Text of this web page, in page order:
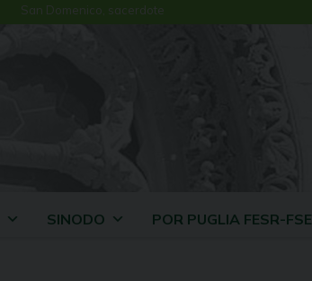
San Domenico, sacerdote
SINODO POR PUGLIA FESR-FSE